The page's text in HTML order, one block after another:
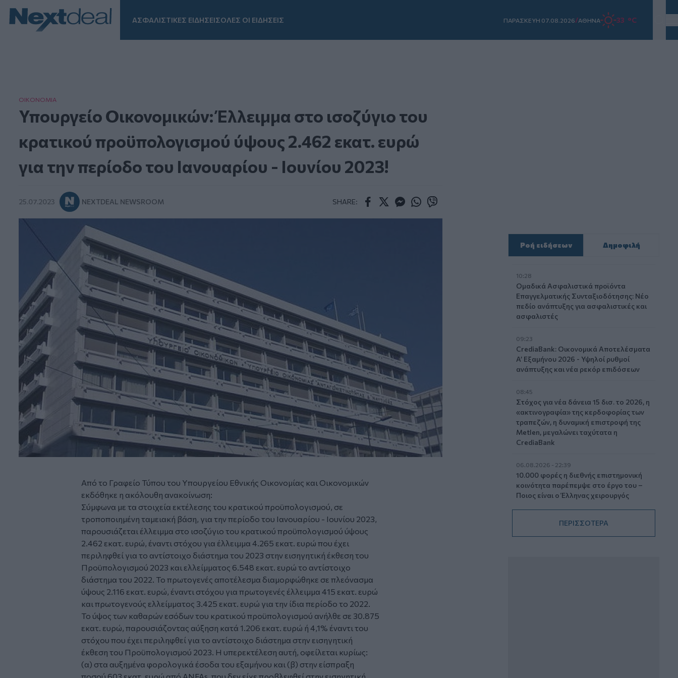
ΑΣΦΑΛΙΣΤΙΚΕΣ ΕΙΔΗΣΕΙΣΟΛΕΣ ΟΙ ΕΙΔΗΣΕΙΣ ΠΑΡΑΣΚΕΥΗ 07.08.2026/ΑΘΗΝΑ 33 °C
ΟΙΚΟΝΟΜΙΑ
Υπουργείο Οικονομικών: Έλλειμμα στο ισοζύγιο του
κρατικού προϋπολογισμού ύψους 2.462 εκατ. ευρώ
για την περίοδο του Ιανουαρίου - Ιουνίου 2023!
25.07.2023 NEXTDEAL NEWSROOM SHARE:
Από το Γραφείο Τύπου του Υπουργείου Εθνικής Οικονομίας και Οικονομικών
εκδόθηκε η ακόλουθη ανακοίνωση:
Σύμφωνα με τα στοιχεία εκτέλεσης του κρατικού προϋπολογισμού, σε
τροποποιημένη ταμειακή βάση, για την περίοδο του Ιανουαρίου - Ιουνίου 2023,
παρουσιάζεται έλλειμμα στο ισοζύγιο του κρατικού προϋπολογισμού ύψους
2.462 εκατ. ευρώ, έναντι στόχου για έλλειμμα 4.265 εκατ. ευρώ που έχει
περιληφθεί για το αντίστοιχο διάστημα του 2023 στην εισηγητική έκθεση του
Προϋπολογισμού 2023 και ελλείμματος 6.548 εκατ. ευρώ το αντίστοιχο
διάστημα του 2022. Το πρωτογενές αποτέλεσμα διαμορφώθηκε σε πλεόνασμα
ύψους 2.116 εκατ. ευρώ, έναντι στόχου για πρωτογενές έλλειμμα 415 εκατ. ευρώ
και πρωτογενούς ελλείμματος 3.425 εκατ. ευρώ για την ίδια περίοδο το 2022.
Το ύψος των καθαρών εσόδων του κρατικού προϋπολογισμού ανήλθε σε 30.875
εκατ. ευρώ, παρουσιάζοντας αύξηση κατά 1.206 εκατ. ευρώ ή 4,1% έναντι του
στόχου που έχει περιληφθεί για το αντίστοιχο διάστημα στην εισηγητική
έκθεση του Προϋπολογισμού 2023. Η υπερεκτέλεση αυτή, οφείλεται κυρίως:
(α) στα αυξημένα φορολογικά έσοδα του εξαμήνου και (β) στην είσπραξη
Ροή ειδήσεων Δημοφιλή
10:28
Ομαδικά Ασφαλιστικά προϊόντα
Επαγγελματικής Συνταξιοδότησης: Νέο
πεδίο ανάπτυξης για ασφαλιστικές και
ασφαλιστές
09:23
CrediaBank: Οικονομικά Αποτελέσματα
A’ Εξαμήνου 2026 - Υψηλοί ρυθμοί
ανάπτυξης και νέα ρεκόρ επιδόσεων
08:45
Στόχος για νέα δάνεια 15 δισ. το 2026, η
«ακτινογραφία» της κερδοφορίας των
τραπεζών, η δυναμική επιστροφή της
Metlen, μεγαλώνει ταχύτατα η
CrediaBank
06.08.2026 - 22:39
10.000 φορές η διεθνής επιστημονική
κοινότητα παρέπεμψε στο έργο του –
Ποιος είναι ο Έλληνας χειρουργός
06.08.2026 - 14:55
Μιχάλης Τάτσης, Insurance &
ΠΕΡΙΣΣΟΤΕΡΑ